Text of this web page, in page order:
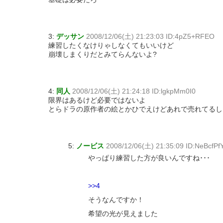
3: デッサン 2008/12/06(土) 21:23:03 ID:4pZ5+RFEO
練習したくなけりゃしなくてもいいけど
崩壊しまくりだとみてらんないよ?
4: 同人 2008/12/06(土) 21:24:18 ID:lgkpMm0I0
限界はあるけど必要ではないよ
とらドラの原作者の絵とかひでえけどあれで売れてるし
5: ノービス 2008/12/06(土) 21:35:09
やっぱり練習した方が良いんですね･･･
>>4
そうなんですか！
希望の光が見えました